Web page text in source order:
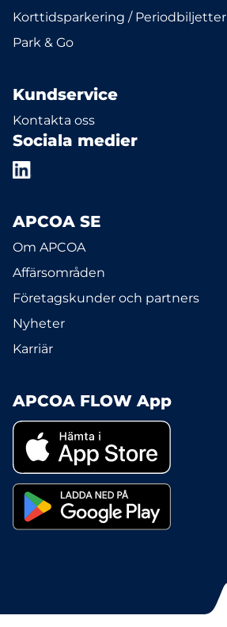
Korttidsparkering / Periodbiljetter
Park & Go
Kundservice
Kontakta oss
Sociala medier
APCOA SE
Om APCOA
Affärsområden
Företagskunder och partners
Nyheter
Karriär
APCOA FLOW App